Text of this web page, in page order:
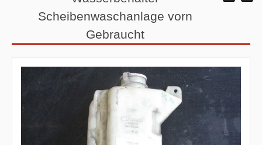
Scheibenwaschanlage vorn
Gebraucht